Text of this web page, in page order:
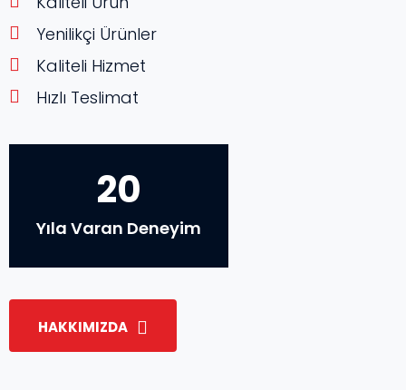
Yenilikçi Ürünler
Kaliteli Hizmet
Hızlı Teslimat
20
Yıla Varan Deneyim
HAKKIMIZDA